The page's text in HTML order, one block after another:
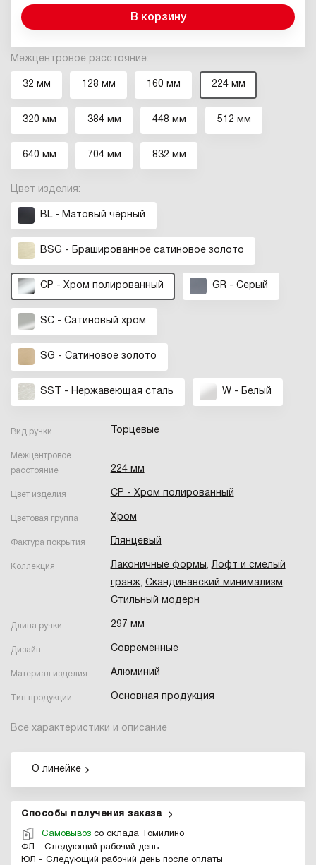
Межцентровое расстояние:
32 мм 128 мм 160 мм 224 мм
320 мм 384 мм 448 мм 512 мм
640 мм 704 мм 832 мм
Цвет изделия:
BL - Матовый чёрный
BSG - Брашированное cатиновое золото
CP - Хром полированный GR - Серый
SC - Сатиновый хром
SG - Сатиновое золото
SST - Нержавеющая сталь W - Белый
Вид ручки Торцевые
Межцентровое
расстояние
224 мм
Цвет изделия CP - Хром полированный
Цветовая группа Хром
Фактура покрытия Глянцевый
Коллекция Лаконичные формы,Лофт и смелый
гранж, Скандинавский минимализм,
Стильный модерн
Длина ручки 297 мм
Дизайн Современные
Материал изделия Алюминий
Тип продукции Основная продукция
Все характеристики и описание
О линейке
В корзину
Способы получения заказа
Самовывоз со склада Томилино
ФЛ - Следующий рабочий день
ЮЛ - Следующий рабочий день после оплаты